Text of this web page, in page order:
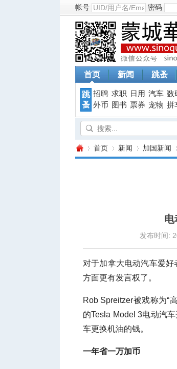
帐号 密码
首页 新闻 跳蚤
跳
蚤
招聘 求职 日用 汽车 数
外币
图书 票券 宠物 拼
首页 新闻 加国新闻
电
发布时间:
对于加拿大电动汽车爱
方面更有发言权了。
Rob Spreitzer被戏称为“
的Tesla Model 3电动汽
车更换机油的钱。
一年省一万加币